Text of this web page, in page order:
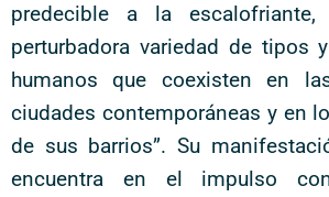
predecible a la
perturbadora variedad de tipos
humanos que coexisten en
ciudades contemporáneas y en
de sus barrios”. Su
encuentra en el impulso